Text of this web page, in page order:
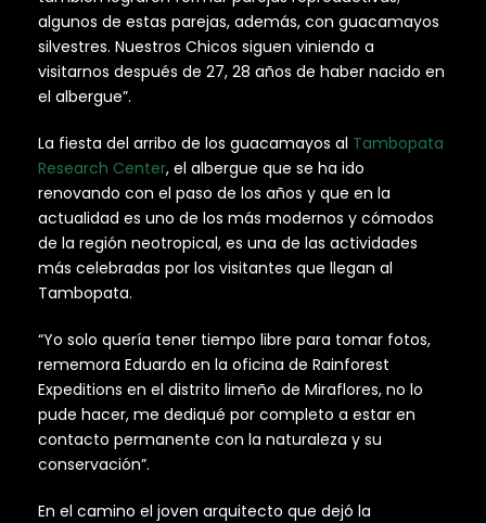
algunos de estas parejas, además, con guacamayos
silvestres. Nuestros Chicos siguen viniendo a
visitarnos después de 27, 28 años de haber nacido en
el albergue”.
La fiesta del arribo de los guacamayos al Tambopata
Research Center, el albergue que se ha ido
renovando con el paso de los años y que en la
actualidad es uno de los más modernos y cómodos
de la región neotropical, es una de las actividades
más celebradas por los visitantes que llegan al
Tambopata.
“Yo solo quería tener tiempo libre para tomar fotos,
rememora Eduardo en la oficina de Rainforest
Expeditions en el distrito limeño de Miraflores, no lo
pude hacer, me dediqué por completo a estar en
contacto permanente con la naturaleza y su
conservación”.
En el camino el joven arquitecto que dejó la